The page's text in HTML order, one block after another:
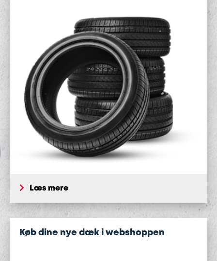
Læs mere
Køb dine nye dæk i webshoppen